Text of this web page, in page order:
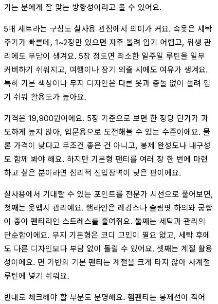
기는 분에게 잘 맞는 방향성이라고 볼 수 있어요.
5매 세트라는 구성도 실사용 관점에서 의미가 커요. 속옷은 세탁
주기가 빠른데, 1~2장만 있으면 자주 돌려 입기 어렵고, 위생 관
리에도 부담이 생겨요. 5장 정도면 최소한 일주일 루틴을 일부
커버하기 쉬워지고, 여행이나 장기 외출 시에도 여유가 생겨요.
특히 기본 색상이나 무지 디자인은 다른 옷과 충돌 없이 돌려 입
기 쉬워 활용도가 높아요.
가격은 19,900원이에요. 5장 기준으로 보면 한 장당 단가가 과
도하게 높지 않아, 입문용으로 도전해볼 수 있는 수준이에요. 물
론 가격이 낮다고 무조건 좋은 건 아니고, 봉제 완성도나 내구성
도 함께 봐야 해요. 하지만 기본형 팬티를 여러 장 한 번에 마련
하고 싶은 분이라면 심리적 진입장벽이 낮은 편이에요.
실사용에서 기대할 수 있는 포인트를 전문가 시선으로 풀어보면,
첫째는 옷맵시 관리예요. 햄라인은 레깅스나 슬림핏 하의와 궁합
이 좋아 팬티라인 스트레스를 줄여줘요. 둘째는 세탁과 관리의
단순함이에요. 무지 기본형은 코디 고민이 필요 없고, 세탁 후에
도 다른 디자인보다 부담 없이 돌릴 수 있어요. 셋째는 계절 활용
성이에요. 면 기반의 기본 팬티는 계절을 크게 타지 않아 사계절
루틴에 넣기 쉬워요.
반대로 체크해야 할 부분도 분명해요. 햄팬티는 봉제선이 적어